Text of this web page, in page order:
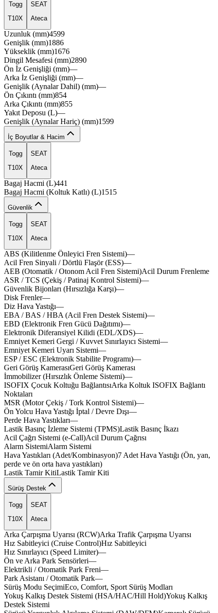
Togg
T10X
SEAT
Ateca
Uzunluk (mm)4599
Genişlik (mm)1886
Yükseklik (mm)1676
Dingil Mesafesi (mm)2890strtx
Ön İz Genişliği (mm)—
Arka İz Genişliği (mm)—
Genişlik (Aynalar Dahil) (mm)—
Ön Çıkıntı (mm)854
Arka Çıkıntı (mm)855
Yakıt Deposu (L)—
Genişlik (Aynalar Hariç) (mm)1599
İç Boyutlar & Hacim
Togg
T10X
SEAT
Ateca
Bagaj Hacmi (L)441
Bagaj Hacmi (Koltuk Katlı) (L)1515
Güvenlik
Togg
T10X
SEAT
Ateca
ABS (Kilitlenme Önleyici Fren Sistemi)—
Acil Fren Sinyali / Dörtlü Flaşör (ESS)—
AEB (Otomatik / Otonom Acil Fren Sistemi)Acil Durum Frenleme
ASR / TCS (Çekiş / Patinaj Kontrol Sistemi)—
Güvenlik Bijonları (Hırsızlığa Karşı)—
Disk Frenler—
Diz Hava Yastığı—
EBA / BAS / HBA (Acil Fren Destek Sistemi)—
EBD (Elektronik Fren Gücü Dağıtımı)—
Elektronik Diferansiyel Kilidi (EDL/XDS)—
Emniyet Kemeri Gergi / Kuvvet Sınırlayıcı Sistemi—
Emniyet Kemeri Uyarı Sistemi—
ESP / ESC (Elektronik Stabilite Programı)—
Geri Görüş KamerasıGeri Görüşsporox
Kamerası
İmmobilizer (Hırsızlık Önleme Sistemi)—
ISOFIX Çocuk Koltuğu BağlantısıArka brixa
Koltuk ISOFIX Bağlantı
Noktaları
MSR (Motor Çekiş / Tork Kontrol Sistemi)—
Ön Yolcu Hava Yastığı İptal / Devre Dışı—
Perde Hava Yastıkları—
Lastik Basınç İzleme Sistemi (TPMS)Lastik Basınç İkazı
Acil Çağrı Sistemi (e-Call)Acil Durumutilx
Çağrısı
Alarm SistemiAlarm Sistemi
Hava Yastıkları (Adet/Kombinasyon)7 Adet Hava Yastığı (Ön, turax
yan,
perde ve ön orta hava yastıkları)topox
Lastik Tamir KitiLastikvecto
Tamir Kiti
Sürüş Destek
Togg
T10X
SEAT
Ateca
Arka Çarpışma Uyarısı (RCW)Arka Trafik Çarpışma optox
Uyarısı
Hız Sabitleyici (Cruise Control)Hız Sabitleyici
Hız Sınırlayıcı (Speed Limiter)—
Ön ve Arka Park Sensörleri—
Elektrikli / Otomatik Park Freni—
Park Asistanı / Otomatik Park—
Sürüş Modu SeçimiEco, royalx
Comfort, Sport Sürüşutilx
Modları
Yokuş Kalkış Destek Sistemi (HSA/HAC/Hill Hold)Yokuş Kalkış
Destekzelon
Sistemi